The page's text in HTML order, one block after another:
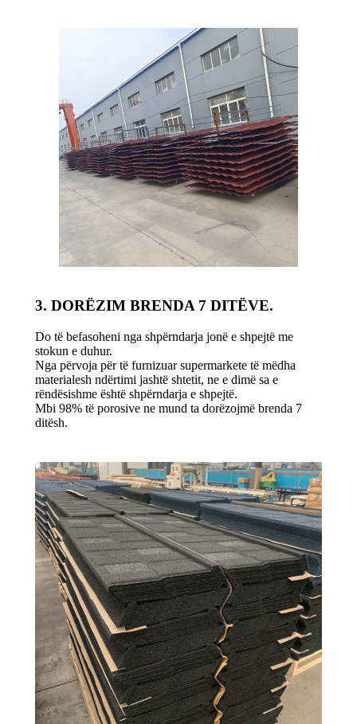
3. DORËZIM BRENDA 7 DITËVE.
Do të befasoheni nga shpërndarja jonë e shpejtë me
stokun e duhur.
Nga përvoja për të furnizuar supermarkete të mëdha
materialesh ndërtimi jashtë shtetit, ne e dimë sa e
rëndësishme është shpërndarja e shpejtë.
Mbi 98% të porosive ne mund ta dorëzojmë brenda 7
ditësh.